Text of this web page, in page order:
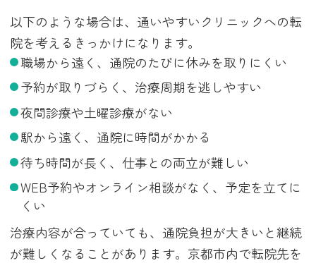
以下のような場合は、通いやすいクリニックへの転
院を考えるきっかけになります。
職場から遠く、通院のたびに休みを取りにくい
予約が取りづらく、治療周期を逃しやすい
夜間診療や土曜診療がない
駅から遠く、通院に時間がかかる
待ち時間が長く、仕事との両立が難しい
WEB予約やオンライン相談がなく、予定を立てに
くい
治療内容が合っていても、通院負担が大きいと継続
が難しくなることがあります。京都市内で転院先を